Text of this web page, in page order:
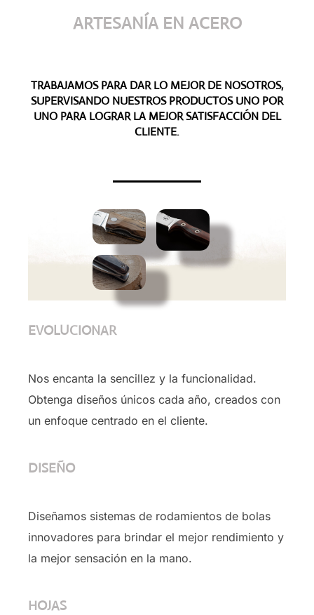
ARTESANÍA EN ACERO
TRABAJAMOS PARA DAR LO MEJOR DE NOSOTROS,
SUPERVISANDO NUESTROS PRODUCTOS UNO POR
UNO PARA LOGRAR LA MEJOR SATISFACCIÓN DEL
CLIENTE.
EVOLUCIONAR
Nos encanta la sencillez y la funcionalidad.
Obtenga diseños únicos cada año, creados con
un enfoque centrado en el cliente.
DISEÑO
Diseñamos sistemas de rodamientos de bolas
innovadores para brindar el mejor rendimiento y
la mejor sensación en la mano.
HOJAS